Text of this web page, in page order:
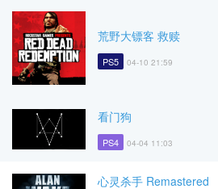
荒野大镖客 救赎
PS5 04-10 21:59
看门狗
PS4 04-04 11:03
心灵杀手 Remastered